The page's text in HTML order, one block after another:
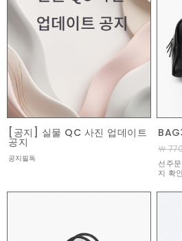
[공지] 실물 QC 사진 업데이트
공지
공지필독
￦
선주
지 확